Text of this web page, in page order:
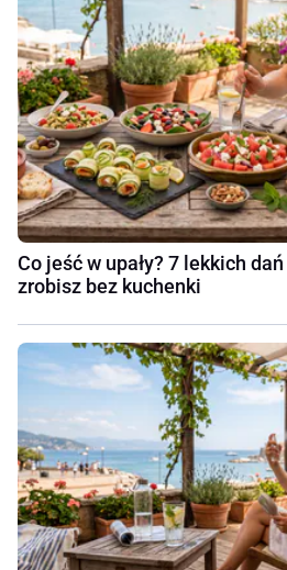
Co jeść w upały? 7 lekkich
zrobisz bez kuchenki